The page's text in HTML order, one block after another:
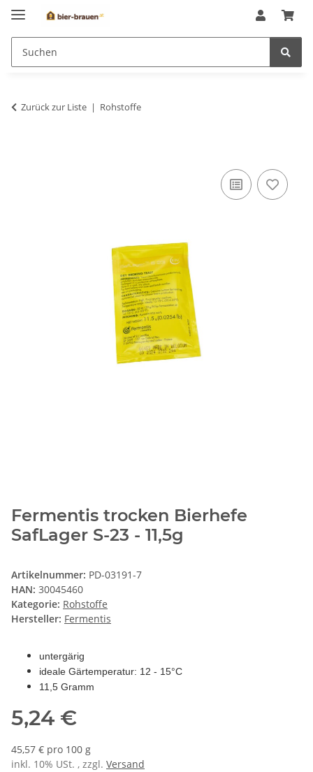
Zurück zur Liste Rohstoffe
Fermentis trocken Bierhefe
SafLager S-23 - 11,5g
Artikelnummer: PD-03191-7
HAN: 30045460
Kategorie: Rohstoffe
Hersteller: Fermentis
untergärig
ideale Gärtemperatur: 12 - 15°C
11,5 Gramm
5,24 €
45,57 € pro 100 g
inkl. 10% USt. , zzgl. Versand